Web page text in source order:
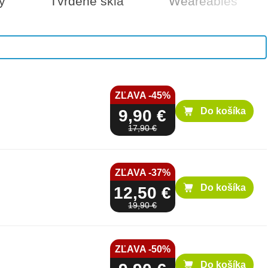
1,000 € Do košíka
ZĽAVA -45%
9,90 €
17,90 €
Do košíka
ZĽAVA -37%
12,50 €
19,90 €
Do košíka
ZĽAVA -50%
Do košíka